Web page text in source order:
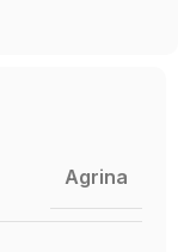
Agrina